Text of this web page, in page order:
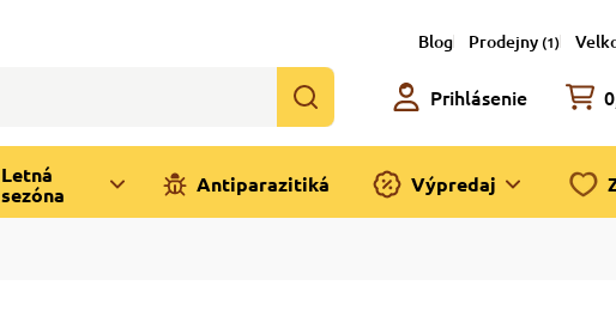
Blog Prodejny (1)
Prihlásenie
Letná
sezóna
Antiparazitiká Výpredaj